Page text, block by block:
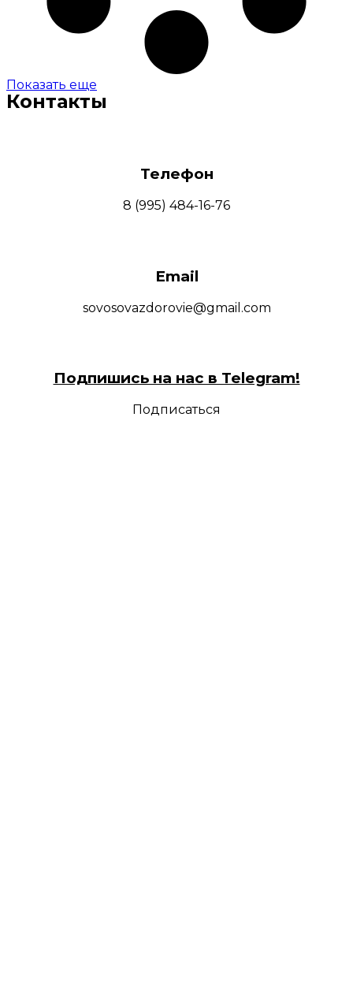
Показать еще
Контакты
Телефон
8 (995) 484-16-76
Email
sovosovazdorovie@gmail.com
Подпишись на нас в Telegram!
Подписаться